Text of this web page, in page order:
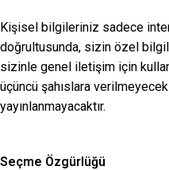
Kişisel bilgileriniz sadece
doğrultusunda, sizin özel
sizinle genel iletişim için
üçüncü şahıslara
yayınlanmayacaktır.
Seçme Özgürlüğü